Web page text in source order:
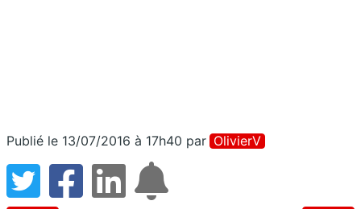
Publié le 13/07/2016 à 17h40 par OlivierV